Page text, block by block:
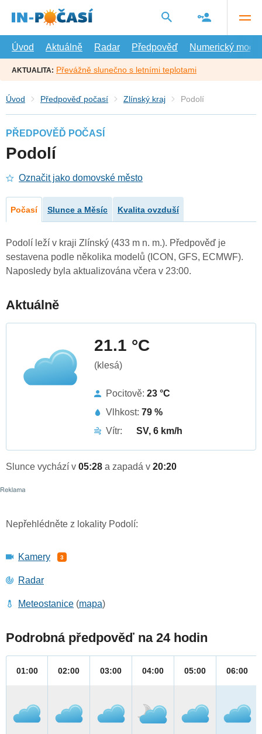
hlavní
Úvod
Aktuálně Radar Předpověď Numerický model
AKTUALITA: Převážně slunečno s letními teplotami
Úvod Předpověď počasí Zlínský kraj Podolí
PŘEDPOVĚĎ POČASÍ
Podolí
Označit jako domovské město
Počasí Slunce a Měsíc Kvalita ovzduší
Podolí leží v kraji Zlínský (433 m n. m.). Předpověď je
sestavena podle několika modelů (ICON, GFS, ECMWF).
Naposledy byla aktualizována včera v 23:00.
Aktuálně
21.1 °C
(klesá)
Pocitově: 23 °C
Vlhkost: 79 %
Vítr:
SV, 6 km/h
Slunce vychází v 05:28 a zapadá v 20:20
Nepřehlédněte z lokality Podolí:
Kamery 3
Radar
Meteostanice (mapa)
Podrobná předpověď na 24 hodin
01:00 02:00 03:00 04:00 05:00 06:00